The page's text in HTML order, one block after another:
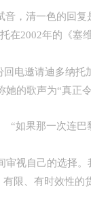
，清一色的回
托在2002年的《塞
邀请迪多纳托
她的歌声为“真正
“如果那一次连巴
视自己的选择。
有限、有时效性的